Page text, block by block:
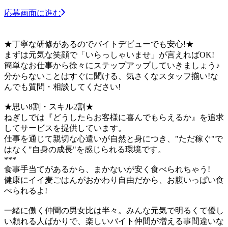
応募画面に進む
★丁寧な研修があるのでバイトデビューでも安心!★
まずは元気な笑顔で「いらっしゃいませ」が言えればOK!
簡単なお仕事から徐々にステップアップしていきましょう♪
分からないことはすぐに聞ける、気さくなスタッフ揃い!な
んでも質問・相談してください!
★思い8割・スキル2割★
ねぎしでは『どうしたらお客様に喜んでもらえるか』を追求
してサービスを提供しています。
仕事を通じて親切な心遣いが自然と身につき、"ただ稼ぐ"で
はなく"自身の成長"を感じられる環境です。
***
食事手当てがあるから、まかないが安く食べられちゃう!
健康にイイ麦ごはんがおかわり自由だから、お腹いっぱい食
べられるよ!
一緒に働く仲間の男女比は半々。みんな元気で明るくて優し
い頼れる人ばかりで、楽しいバイト仲間が増える事間違いな